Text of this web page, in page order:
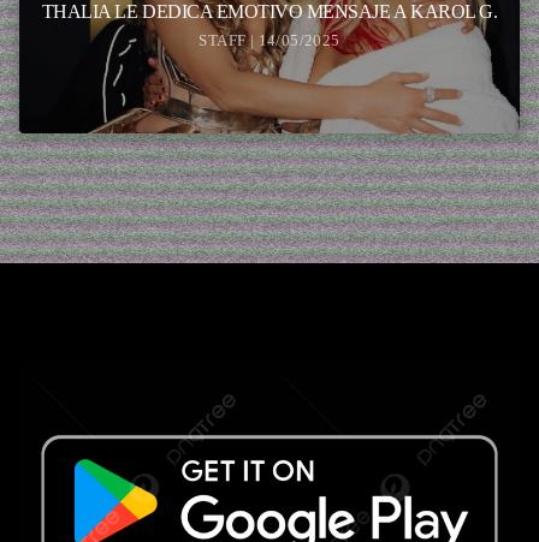
THALIA LE DEDICA EMOTIVO MENSAJE A KAROL G.
STAFF | 14/05/2025